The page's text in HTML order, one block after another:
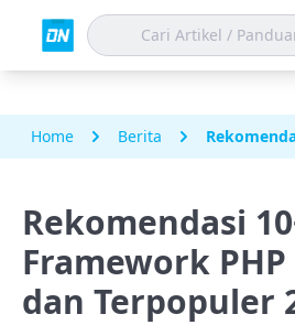
Home Berita
Rekomendasi
Framework
dan Terpopuler